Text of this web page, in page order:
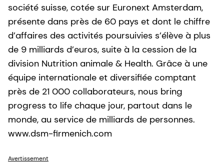
société suisse, cotée sur Euronext Amsterdam,
présente dans près de 60 pays et dont le chiffre
d’affaires des activités poursuivies s’élève à plus
de 9 milliards d’euros, suite à la cession de la
division Nutrition animale & Health. Grâce à une
équipe internationale et diversifiée comptant
près de 21 000 collaborateurs, nous bring
progress to life chaque jour, partout dans le
monde, au service de milliards de personnes.
www.dsm-firmenich.com
Avertissement